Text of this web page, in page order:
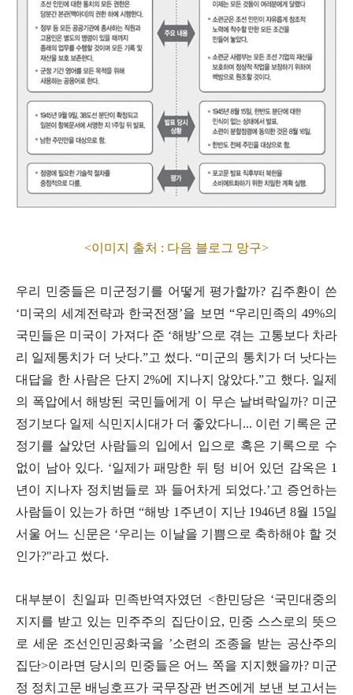
<이미지 출처 : 다음 블로그 망구>
우리 민중들은 미군정기를 어떻게 평가할까? 김주환이 쓴
‘미국의 세계전략과 한국전쟁’을 보면 “우리민족의49%의
국민들은 미국이 가져다 준 ‘해방’으로 겪는 고통보다 차라
리 일제통치가 더 낫다.”고 썼다. “미군의 통치가 더 낫다는
대답을 한 사람은 단지 2%에 지나지 않았다.”고 했다. 일제
의 폭압에서 해방된 국민들에게 이 무슨 날벼락일까? 미군
정기보다 일제 식민지시대가 더 좋았다니 ... 이런 기록은 군
정기를 살았던 사람들의 입에서 입으로 혹은 기록으로 수
없이 남아 있다. ‘일제가 패망한 뒤 텅 비어 있던 감옥은 1
년이 지나자 정치범들로 꽈 들어차게 되었다.’고 증언하는
사람들이 있는가 하면“해방 1 주년이 지난 1946년 8월 15일
서울 어느 신문은 ‘우리는 이날을 기쁨으로 축하해야 할 것
인가?"라고 썼다.
대부분이 친일파 민족반역자였던 <한민당은 ‘국민대중의
지지를 받고 있는 민주주의 집단이요, 민중 스스로의 뜻으
로 세운 조선인민공화국을 ’소련의 조종을 받는 공산주의
집단>이라면 당시의 민중들은 어느 쪽을 지지했을까? 미군
정 정치고문 배닝호프가 국무장관 번즈에게 보낸 보고서는